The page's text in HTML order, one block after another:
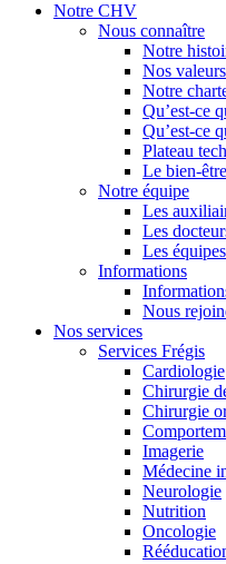
Notre CHV
Nous connaître
Notre
Nos valeurs
Notre
Qu’est-ce
Qu’est-ce
Plateau
Le bien-
Notre équipe
Les
Les
Les
Informations
Nous
Nos services
Services Frégis
Cardiologie
Chirurgie
Chirurgie
Imagerie
Médecine
Neurologie
Nutrition
Oncologie